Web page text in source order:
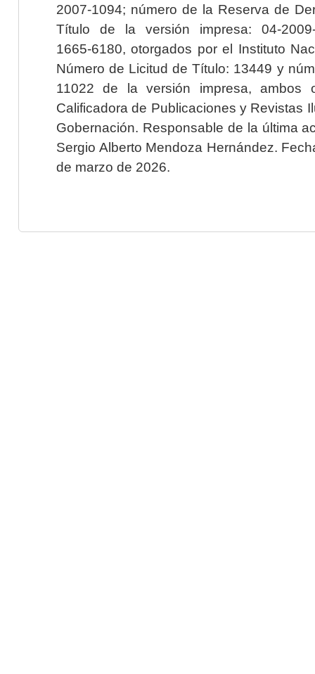
2007-1094; número de la Reserva de
Título de la versión impresa: 04-2009-
1665-6180, otorgados por el Instituto
Número de Licitud de Título: 13449 y
11022 de la versión impresa, ambos
Calificadora de Publicaciones y Revistas
Gobernación. Responsable de la última
Sergio Alberto Mendoza Hernández.
de marzo de 2026.